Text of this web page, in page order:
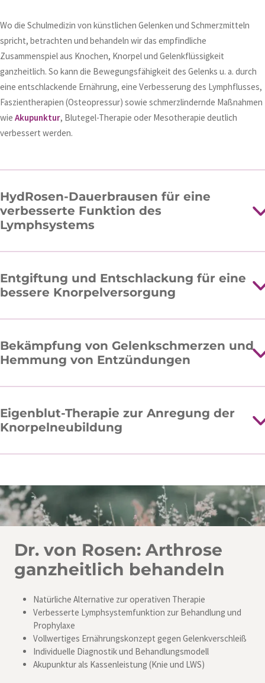
Wo die Schulmedizin von künstlichen Gelenken und Schmerzmitteln
spricht, betrachten und behandeln wir das empfindliche
Zusammenspiel aus Knochen, Knorpel und Gelenkflüssigkeit
ganzheitlich. So kann die Bewegungsfähigkeit des Gelenks u. a. durch
eine entschlackende Ernährung, eine Verbesserung des Lymphflusses,
Faszientherapien (Osteopressur) sowie schmerzlindernde Maßnahmen
wie Akupunktur, Blutegel-Therapie oder Mesotherapie deutlich
verbessert werden.
HydRosen-Dauerbrausen für eine
verbesserte Funktion des
Lymphsystems
Entgiftung und Entschlackung für eine
bessere Knorpelversorgung
Bekämpfung von Gelenkschmerzen und
Hemmung von Entzündungen
Eigenblut-Therapie zur Anregung der
Knorpelneubildung
Dr. von Rosen: Arthrose
ganzheitlich behandeln
Natürliche Alternative zur operativen Therapie
Verbesserte Lymphsystemfunktion zur Behandlung und
Prophylaxe
Vollwertiges Ernährungskonzept gegen Gelenkverschleiß
Individuelle Diagnostik und Behandlungsmodell
Akupunktur als Kassenleistung (Knie und LWS)